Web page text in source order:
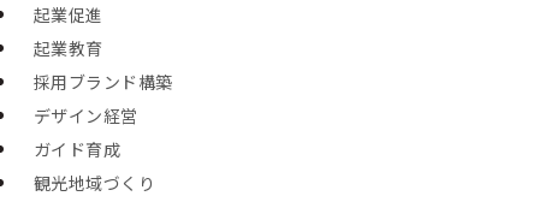
起業促進
起業教育
採用ブランド構築
デザイン経営
ガイド育成
観光地域づくり